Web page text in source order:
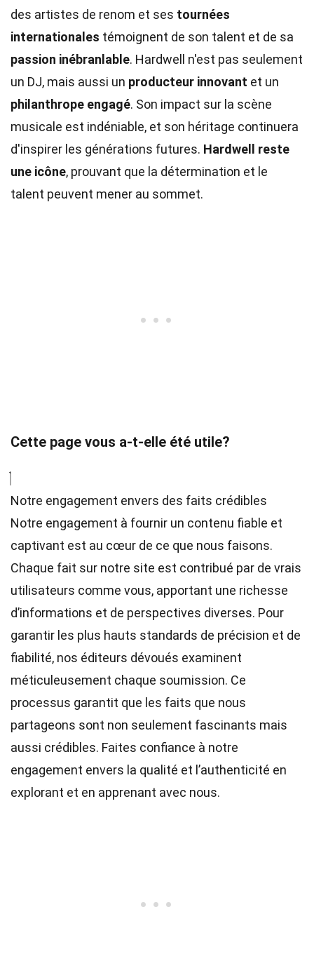
des artistes de renom et ses tournées
internationales témoignent de son talent et de sa
passion inébranlable. Hardwell n'est pas seulement
un DJ, mais aussi un producteur innovant et un
philanthrope engagé. Son impact sur la scène
musicale est indéniable, et son héritage continuera
d'inspirer les générations futures. Hardwell reste
une icône, prouvant que la détermination et le
talent peuvent mener au sommet.
Cette page vous a-t-elle été utile?
Notre engagement envers des faits crédibles
Notre engagement à fournir un contenu fiable et
captivant est au cœur de ce que nous faisons.
Chaque fait sur notre site est contribué par de vrais
utilisateurs comme vous, apportant une richesse
d’informations et de perspectives diverses. Pour
garantir les plus hauts standards de précision et de
fiabilité, nos éditeurs dévoués examinent
méticuleusement chaque soumission. Ce
processus garantit que les faits que nous
partageons sont non seulement fascinants mais
aussi crédibles. Faites confiance à notre
engagement envers la qualité et l’authenticité en
explorant et en apprenant avec nous.